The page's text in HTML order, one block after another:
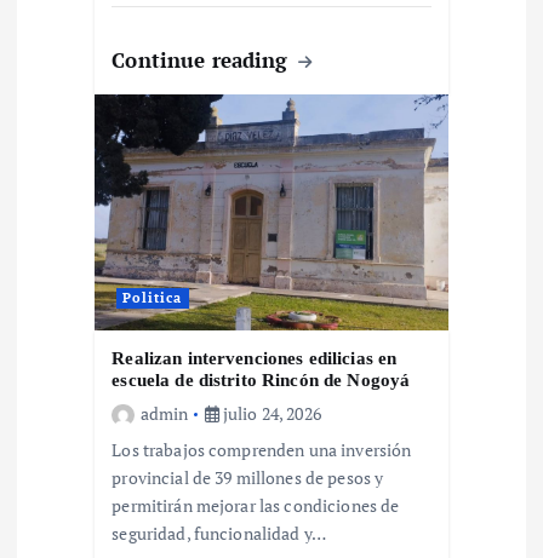
Continue reading
Politica
Realizan intervenciones edilicias en
escuela de distrito Rincón de Nogoyá
admin
julio 24, 2026
Los trabajos comprenden una inversión
provincial de 39 millones de pesos y
permitirán mejorar las condiciones de
seguridad, funcionalidad y…